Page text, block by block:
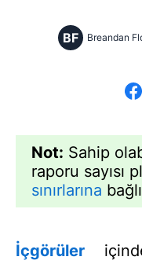
BF Breandan
Not: Sahip
raporu sayısı
sınırlarına
İçgörüler